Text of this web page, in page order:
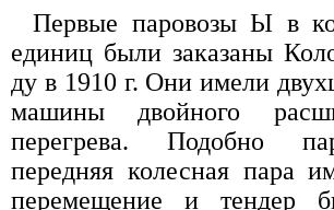
Первые паровозы Ы в
единиц были заказаны
ду в 1910 г. Они имели
машины двойного
перегрева. Подобно
передняя колесная пара
перемещение и тендер